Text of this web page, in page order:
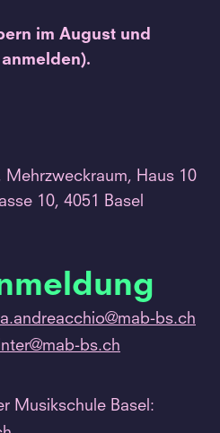
im August und
Mehrzweckraum, Haus 10
10, 4051 Basel
andreacchio@mab-bs.ch
bs.ch
Musikschule Basel: